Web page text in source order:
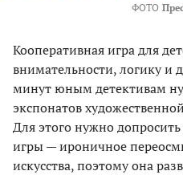
ФОТО
Кооперативная игра для
внимательности, логику и
минут юным детективам
экспонатов
Для этого нужно
игры — ироничное
искусства, поэтому она